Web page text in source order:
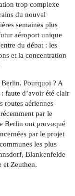
trop complexe
du nouvel
semaines plus
aéroport unique
du débat : les
et la concentration
Pourquoi ? A
faute d’avoir été clair
routes aériennes
par le
Berlin ont provoqué
par le projet
les plus
Blankenfelde
et Zeuthen.